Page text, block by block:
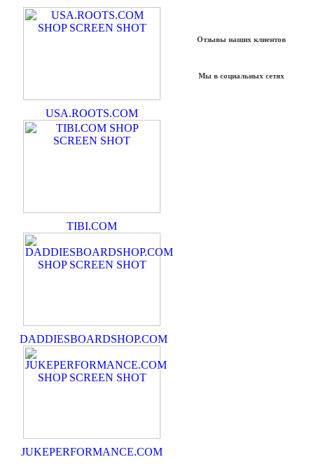
USA.ROOTS.COM
TIBI.COM
DADDIESBOARDSHOP.COM
JUKEPERFORMANCE.COM
Отзывы наших клиентов
Мы в социальных сетях